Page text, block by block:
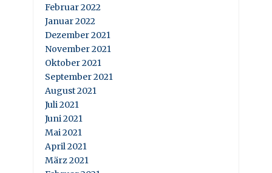
Februar 2022
Januar 2022
Dezember 2021
November 2021
Oktober 2021
September 2021
August 2021
Juli 2021
Juni 2021
Mai 2021
April 2021
März 2021